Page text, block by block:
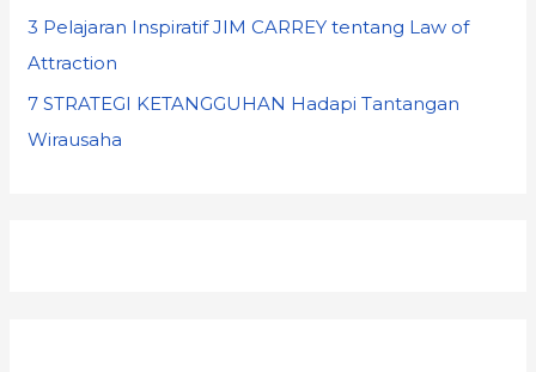
3 Pelajaran Inspiratif JIM CARREY tentang Law of
Attraction
7 STRATEGI KETANGGUHAN Hadapi Tantangan
Wirausaha